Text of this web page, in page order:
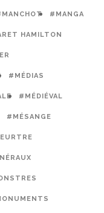
#MANGA
HAMILTON
#MÉDIAS
#MÉDIÉVAL
#MÉSANGE